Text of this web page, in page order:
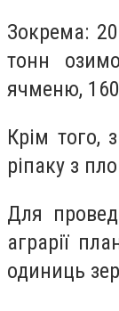
Зокрема:
тонн
ячменю,
Крім того,
ріпаку з
Для
аграрії
одиниць